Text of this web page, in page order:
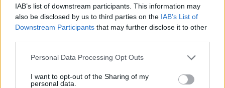
IAB’s list of downstream participants. This information may
also be disclosed by us to third parties on the IAB’s List of
Downstream Participants that may further disclose it to other
Please note that this website/app uses one or more Google
not limited to your visit or usage behaviour. You may click to
Personal Data Processing Opt Outs
I want to opt-out of the Sharing of my
personal data.
Mark Zuckerberg és felesége 1,3
millió dollárt ad 11 zsidó